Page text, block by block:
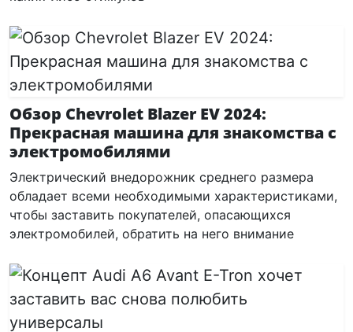
Обзор Chevrolet Blazer EV 2024:
Прекрасная машина для знакомства с
электромобилями
Электрический внедорожник среднего размера
обладает всеми необходимыми характеристиками,
чтобы заставить покупателей, опасающихся
электромобилей, обратить на него внимание